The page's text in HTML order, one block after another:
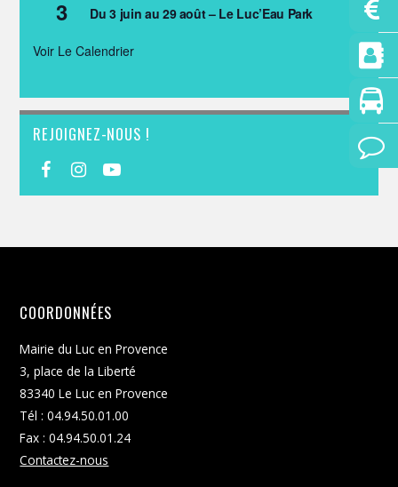
3 Du 3 juin au 29 août – Le Luc’Eau Park
Voir Le Calendrier
REJOIGNEZ-NOUS !
COORDONNÉES
Mairie du Luc en Provence
3, place de la Liberté
83340 Le Luc en Provence
Tél : 04.94.50.01.00
Fax : 04.94.50.01.24
Contactez-nous